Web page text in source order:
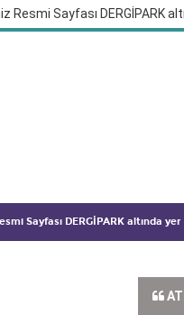
Resmi Sayfası DERGİPARK
Sayfası DERGİPARK altında